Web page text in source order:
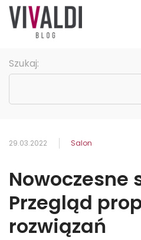
Szukaj:
29.03.2022 Salon
Nowoczesne
Przegląd
rozwiązań